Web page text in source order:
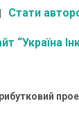
Стати
“Україна